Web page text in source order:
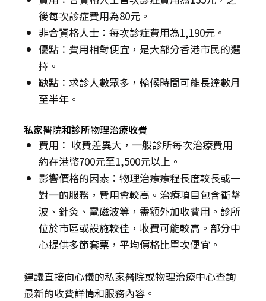
後每次診症費用為80元。
非合資格人士：每次診症費用為1,190元。
優點：費用相對便宜，是大部分香港市民的選
擇。
缺點：求診人數眾多，輪候時間可能長達數月
至半年。
私家醫院和診所物理治療收費
費用： 收費差異大，一般診所每次治療費用
約在港幣700元至1,500元以上。
影響價格的因素：物理治療療程長度較長或一
對一的服務，費用會較高。治療項目包含衝擊
波、針灸、電磁波等，需額外加收費用。診所
位於市區或設施較佳，收費可能較高。部分中
心提供多節套票，平均價格比單次便宜。
建議直接向心儀的私家醫院或物理治療中心查詢
最新的收費詳情和服務內容。